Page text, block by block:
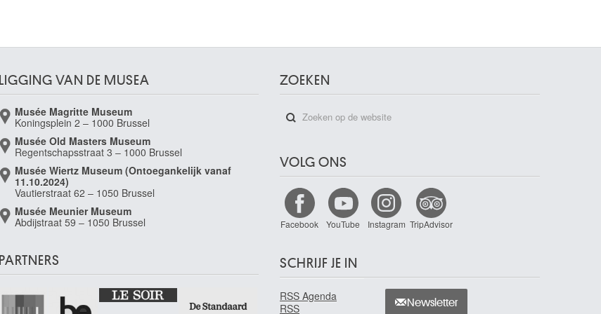
LIGGING VAN DE MUSEA
Musée Magritte Museum
Koningsplein 2 – 1000 Brussel
Musée Old Masters Museum
Regentschapsstraat 3 – 1000 Brussel
Musée Wiertz Museum (Ontoegankelijk vanaf
11.10.2024)
Vautierstraat 62 – 1050 Brussel
Musée Meunier Museum
Abdijstraat 59 – 1050 Brussel
PARTNERS
ZOEKEN
VOLG ONS
Facebook YouTube Instagram TripAdvisor
SCHRIJF JE IN
RSS Agenda
RSS
Newsletter